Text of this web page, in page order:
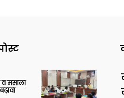
व मसाला